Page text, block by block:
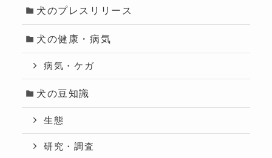
犬のプレスリリース
犬の健康・病気
病気・ケガ
犬の豆知識
生態
研究・調査